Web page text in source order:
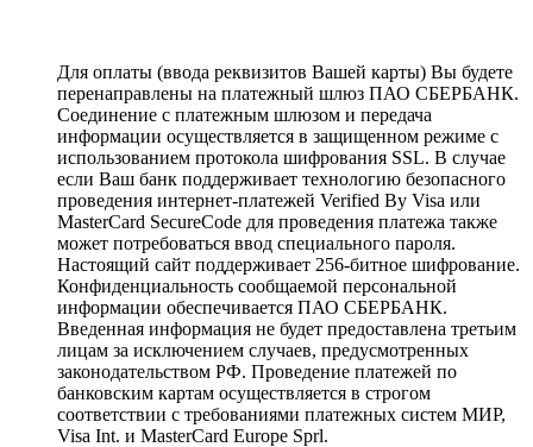
Для оплаты (ввода реквизитов Вашей карты) Вы будете
перенаправлены на платежный шлюз ПАО СБЕРБАНК.
Соединение с платежным шлюзом и передача
информации осуществляется в защищенном режиме с
использованием протокола шифрования SSL. В случае
если Ваш банк поддерживает технологию безопасного
проведения интернет-платежей Verified By Visa или
MasterCard SecureCode для проведения платежа также
может потребоваться ввод специального пароля.
Настоящий сайт поддерживает 256-битное шифрование.
Конфиденциальность сообщаемой персональной
информации обеспечивается ПАО СБЕРБАНК.
Введенная информация не будет предоставлена третьим
лицам за исключением случаев, предусмотренных
законодательством РФ. Проведение платежей по
банковским картам осуществляется в строгом
соответствии с требованиями платежных систем МИР,
Visa Int. и MasterCard Europe Sprl.